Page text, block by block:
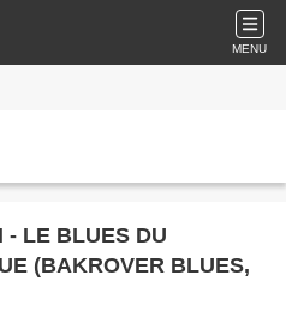
MENU
- LE BLUES DU
(BAKROVER BLUES,